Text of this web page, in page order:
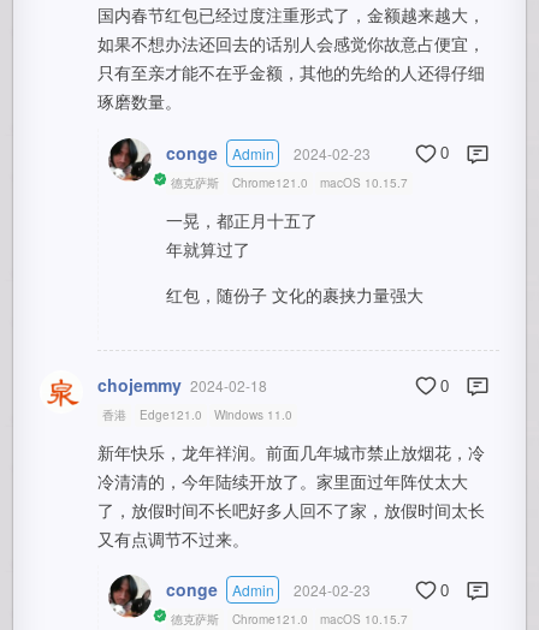
国内春节红包已经过度注重形式了，金额越来越大，
如果不想办法还回去的话别人会感觉你故意占便宜，
只有至亲才能不在乎金额，其他的先给的人还得仔细
琢磨数量。
conge Admin 2024-02-23 0
德克萨斯 Chrome121.0 macOS 10.15.7
一晃，都正月十五了
年就算过了
红包，随份子 文化的裹挟力量强大
chojemmy 2024-02-18 0
香港 Edge121.0 Windows 11.0
新年快乐，龙年祥润。前面几年城市禁止放烟花，冷
冷清清的，今年陆续开放了。家里面过年阵仗太大
了，放假时间不长吧好多人回不了家，放假时间太长
又有点调节不过来。
conge Admin 2024-02-23 0
德克萨斯 Chrome121.0 macOS 10.15.7